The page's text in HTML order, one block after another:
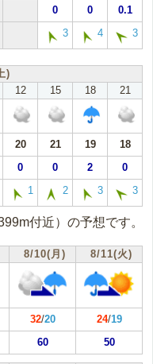
0 0 0.1
3 4 3
)
12 15 18 21
20 21 19
18
0 0 2 0
1 2 3 3
付近）の予想です。
8/10(月) 8/11(火)
32/20 24/19
60 50